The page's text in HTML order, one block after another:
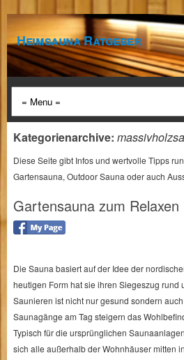
Heimsauna Ratgeber
Kategorienarchive:
Diese Seite gibt Infos und wertvolle Tipps
Gartensauna, Outdoor Sauna oder auch
Gartensauna zum
Die Sauna basiert auf der Idee der
heutigen Form hat sie ihren Siegeszug rund
Saunieren ist nicht nur gesund sondern
Saunagänge am Tag steigern das
Typisch für die ursprünglichen
sich alle außerhalb der Wohnhäuser mitten